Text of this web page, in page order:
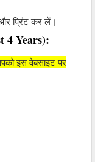
प्रिंट कर लें।
4 Years):
इस वेबसाइट पर